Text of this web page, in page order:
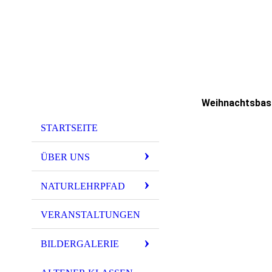
STARTSEITE
ÜBER UNS
NATURLEHRPFAD
VERANSTALTUNGEN
BILDERGALERIE